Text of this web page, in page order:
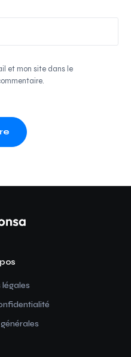
et mon site dans le